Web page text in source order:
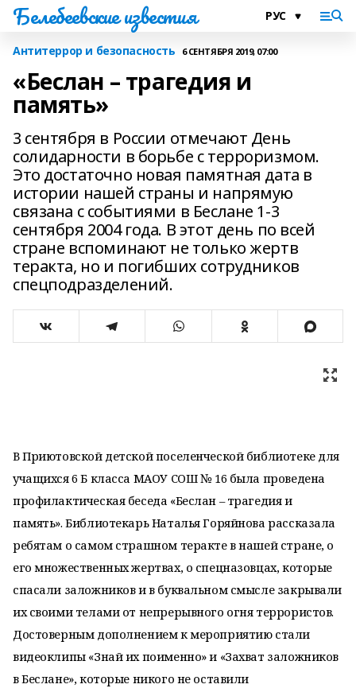
Белебеевские известия
Антитеррор и безопасность 6 СЕНТЯБРЯ 2019, 07:00
«Беслан – трагедия и
память»
3 сентября в России отмечают День
солидарности в борьбе с терроризмом.
Это достаточно новая памятная дата в
истории нашей страны и напрямую
связана с событиями в Беслане 1-3
сентября 2004 года. В этот день по всей
стране вспоминают не только жертв
теракта, но и погибших сотрудников
спецподразделений.
В Приютовской детской поселенческой библиотеке для
учащихся 6 Б класса МАОУ СОШ № 16 была проведена
профилактическая беседа «Беслан – трагедия и
память». Библиотекарь Наталья Горяйнова рассказала
ребятам о самом страшном теракте в нашей стране, о
его множественных жертвах, о спецназовцах, которые
спасали заложников и в буквальном смысле закрывали
их своими телами от непрерывного огня террористов.
Достоверным дополнением к мероприятию стали
видеоклипы «Знай их поименно» и «Захват заложников
в Беслане», которые никого не оставили